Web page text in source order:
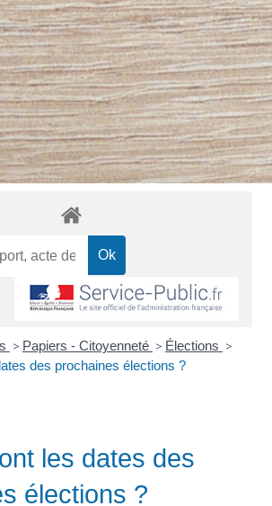
> Papiers - Citoyenneté > Élections >
des prochaines élections ?
les dates des
élections ?